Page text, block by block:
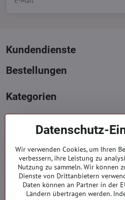
Kundendienste
Bestellungen
Kategorien
Kontakte
Mont. - Freit. : 09:00 - 15:00 hod.
info​@everlady​.eu
Non stop ( 24/7 )
Impressum
Datenschutz-
Wir verwenden Cookies, um Ihren
verbessern, ihre Leistung zu
Nutzung zu sammeln. Wir können
Dienste von Drittanbietern
Daten können an Partner in der
Ländern übertragen werden.